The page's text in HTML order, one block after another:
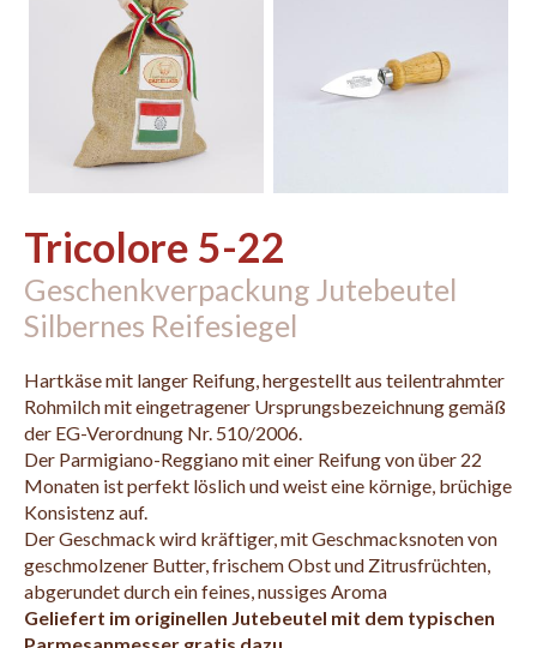
Tricolore 5-22
Geschenkverpackung Jutebeutel
Silbernes Reifesiegel
Hartkäse mit langer Reifung, hergestellt aus teilentrahmter
Rohmilch mit eingetragener Ursprungsbezeichnung gemäß
der EG-Verordnung Nr. 510/2006.
Der Parmigiano-Reggiano mit einer Reifung von über 22
Monaten ist perfekt löslich und weist eine körnige, brüchige
Konsistenz auf.
Der Geschmack wird kräftiger, mit Geschmacksnoten von
geschmolzener Butter, frischem Obst und Zitrusfrüchten,
abgerundet durch ein feines, nussiges Aroma
Geliefert im originellen Jutebeutel mit dem typischen